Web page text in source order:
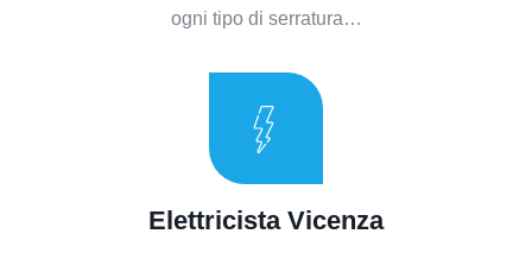
ogni tipo di serratura…
Elettricista Vicenza